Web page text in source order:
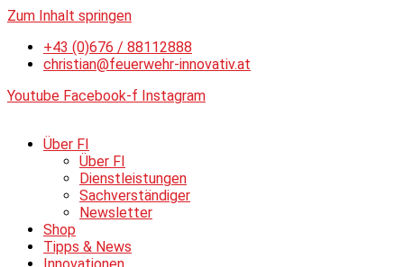
Zum Inhalt springen
+43 (0)676 / 88112888
christian@feuerwehr-innovativ.at
Youtube Facebook-f Instagram
Über FI
Über FI
Dienstleistungen
Sachverständiger
Newsletter
Shop
Tipps & News